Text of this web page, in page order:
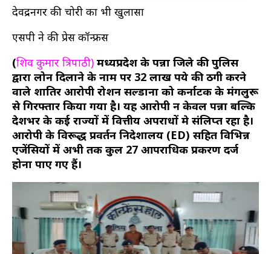
देवेंद्रनगर की चोरी का भी खुलासा
एसपी ने की प्रेस कॉन्फ्रेंस
(शिव कुमार त्रिपाठी) मध्यप्रदेश के पन्ना जिले की पुलिस
द्वारा लोन दिलाने के नाम पर 32 लाख रुपये की ठगी करने
वाले शातिर आरोपी रोशन सल्डाना को कर्नाटक के मंगलुरू
से गिरफ्तार किया गया है। यह आरोपी न केवल पन्ना बल्कि
देशभर के कई राज्यों में वित्तीय अपराधों मे संलिप्त रहा है।
आरोपी के विरूद्ध प्रवर्तन निदेशालय (ED) सहित विभिन्न
एजेंसियों में अभी तक कुल 27 आपराधिक प्रकरण दर्ज
होना पाए गए हैं।